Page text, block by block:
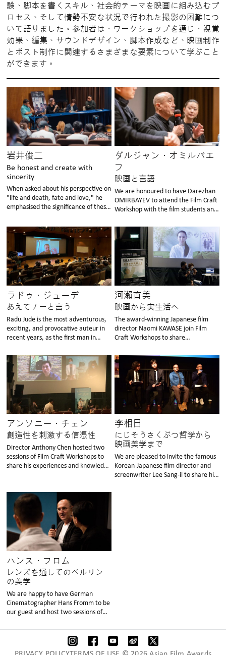
験、脚本を書くスキル、社会的テーマを映画に組み込むプ
ロセス、そして情勢不安な状況で行われた撮影の困難につ
いて語りました。参加者は、ワークショップを通じ、視覚
効果、編集、サウンドデザイン、脚本作成など、映画制作
とポスト制作に関連するさまざまな要素について学ぶこと
ができます。
岩井俊二
Be honest and create with
sincerity
When asked about his perspective on
"life and death, fate and love," he
emphasised the significance of these
ダルジャン・オミルバエ
フ
映画と言語
We are honoured to have Darezhan
OMIRBAYEV to attend the Film Craft
Workshop with the film students and
ラドゥ・ジューデ
あえてノーと言う
Radu Jude is the most adventurous,
exciting, and provocative auteur in
recent years, as the first man in
河瀨直美
映画から実生活へ
The award-winning Japanese film
director Naomi KAWASE join Film
Craft Workshops to share
アンソニー・チェン
創造性を刺激する信憑性
Director Anthony Chen hosted two
sessions of Film Craft Workshops to
share his experiences and knowledge
李相日
にじそうさくぶつ哲学から
映画美学まで
We are pleased to invite the famous
Korean-Japanese film director and
screenwriter Lee Sang-il to share his
ハンス・フロム
レンズを通してのベルリン
の美学
We are happy to have German
Cinematographer Hans Fromm to be
our guest and host two sessions of